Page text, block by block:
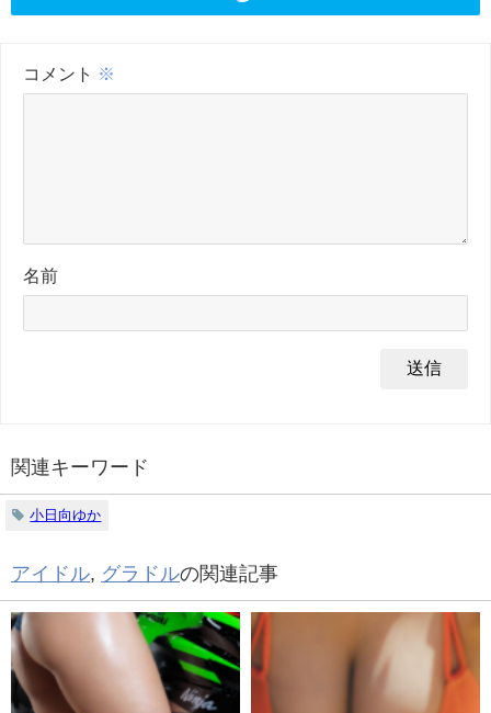
コメント ※
名前
関連キーワード
小日向ゆか
アイドル, グラドルの関連記事